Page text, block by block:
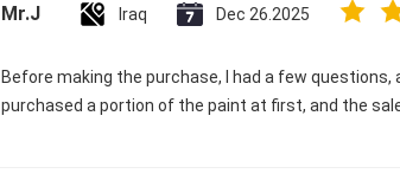
Mr.J Iraq Dec 26.2025
Before making the purchase, I had a few
purchased a portion of the paint at first, and the